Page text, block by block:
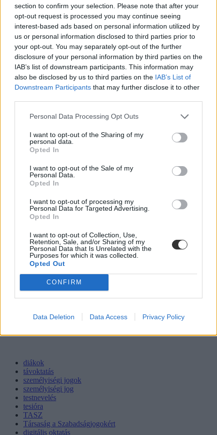
section to confirm your selection. Please note that after your
opt-out request is processed you may continue seeing
interest-based ads based on personal information utilized by
us or personal information disclosed to third parties prior to
your opt-out. You may separately opt-out of the further
disclosure of your personal information by third parties on the
IAB’s list of downstream participants. This information may
also be disclosed by us to third parties on the IAB’s List of
Downstream Participants that may further disclose it to other
Personal Data Processing Opt Outs
I want to opt-out of the Sharing of my
personal data.
Opted In
I want to opt-out of the Sale of my
Personal Data.
Opted In
I want to opt-out of processing my
Personal Data for Targeted Advertising.
Opted In
I want to opt-out of Collection, Use,
Retention, Sale, and/or Sharing of my
Personal Data that Is Unrelated with the
Purposes for which it was collected.
Opted Out
CONFIRM
Data Deletion Data Access Privacy Policy
Iratkozz fel hírlevelünkre
Ha szeretnéd megkapni legfrissebb cikkeinket az érettségiről, az
felsőoktatás, a közoktatás, a nyelvoktatás és a felnőttképzés
legfontosabb változásai,
diákok
távoktatás
személyiségi jogok
személyiségi jog
testnevelés
tesióra
TASZ
Társaság a Szabadságjogokért
digitális oktatás